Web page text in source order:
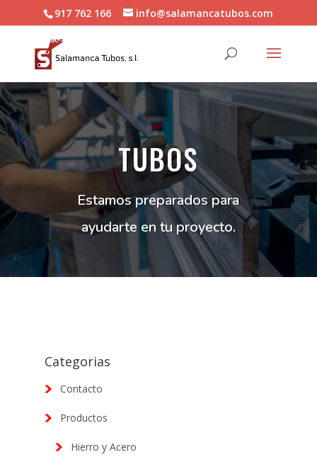
917 762 166 info@salamancatubos.com
TUBOS
Estamos preparados para
ayudarte en tu proyecto.
Categorias
Contacto
Productos
Hierro y Acero